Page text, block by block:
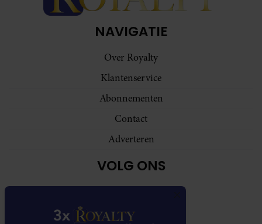
NAVIGATIE
Over Royalty
Klantenservice
Abonnementen
Contact
Adverteren
VOLG ONS